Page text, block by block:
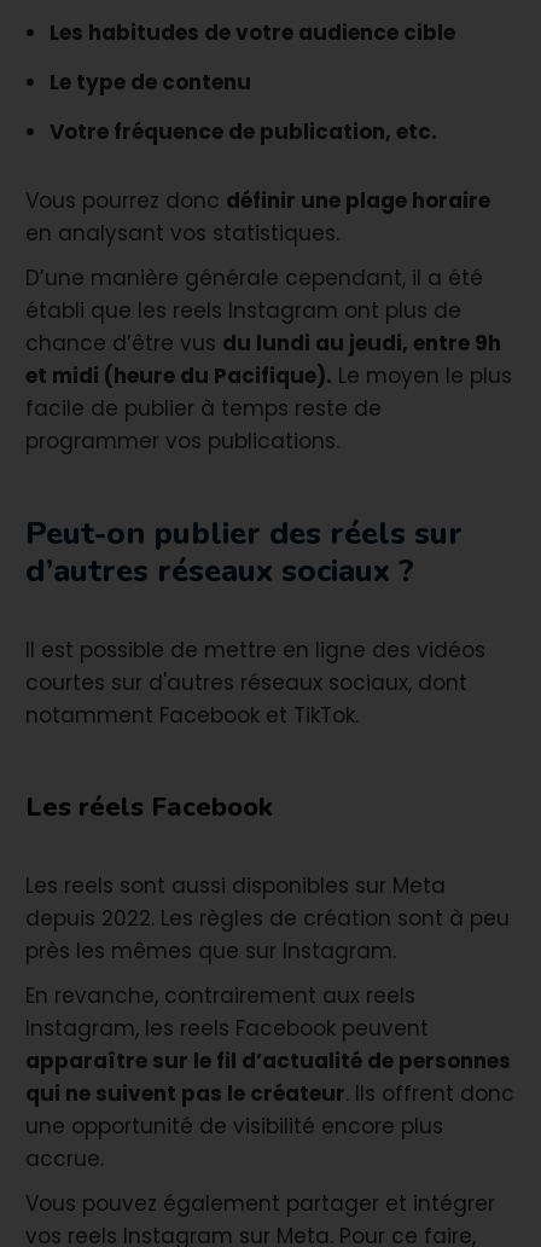
Les habitudes de votre audience cible
Le type de contenu
Votre fréquence de publication, etc.
Vous pourrez donc définir une plage horaire
en analysant vos statistiques.
D’une manière générale cependant, il a été
établi que les reels Instagram ont plus de
chance d’être vus du lundi au jeudi, entre 9h
et midi (heure du Pacifique). Le moyen le plus
facile de publier à temps reste de
programmer vos publications.
Peut-on publier des réels sur
d’autres réseaux sociaux ?
Il est possible de mettre en ligne des vidéos
courtes sur d'autres réseaux sociaux, dont
notamment Facebook et TikTok.
Les réels Facebook
Les reels sont aussi disponibles sur Meta
depuis 2022. Les règles de création sont à peu
près les mêmes que sur Instagram.
En revanche, contrairement aux reels
Instagram, les reels Facebook peuvent
apparaître sur le fil d’actualité de personnes
qui ne suivent pas le créateur. Ils offrent donc
une opportunité de visibilité encore plus
accrue.
Vous pouvez également partager et intégrer
vos reels Instagram sur Meta. Pour ce faire,